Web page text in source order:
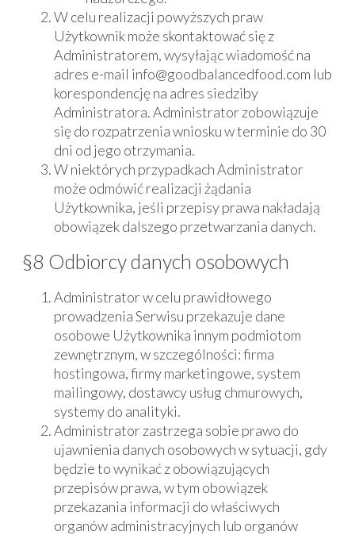
W celu realizacji powyższych praw
Użytkownik może skontaktować się z
Administratorem, wysyłając wiadomość na
adres e-mail info@goodbalancedfood.com lub
korespondencję na adres siedziby
Administratora. Administrator zobowiązuje
się do rozpatrzenia wniosku w terminie do 30
dni od jego otrzymania.
W niektórych przypadkach Administrator
może odmówić realizacji żądania
Użytkownika, jeśli przepisy prawa nakładają
obowiązek dalszego przetwarzania danych.
§8 Odbiorcy danych osobowych
Administrator w celu prawidłowego
prowadzenia Serwisu przekazuje dane
osobowe Użytkownika innym podmiotom
zewnętrznym, w szczególności: firma
hostingowa, firmy marketingowe, system
mailingowy, dostawcy usług chmurowych,
systemy do analityki.
Administrator zastrzega sobie prawo do
ujawnienia danych osobowych w sytuacji, gdy
będzie to wynikać z obowiązujących
przepisów prawa, w tym obowiązek
przekazania informacji do właściwych
organów administracyjnych lub organów